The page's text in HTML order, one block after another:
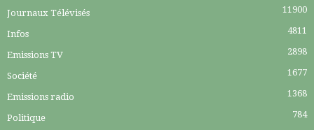
Journaux Télévisés 11900
Infos 4811
Emissions TV 2898
Société 1677
Emissions radio 1368
Politique 784